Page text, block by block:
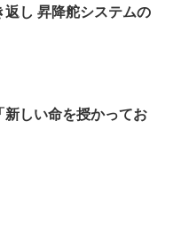
し 昇降舵システムの
新しい命を授かってお